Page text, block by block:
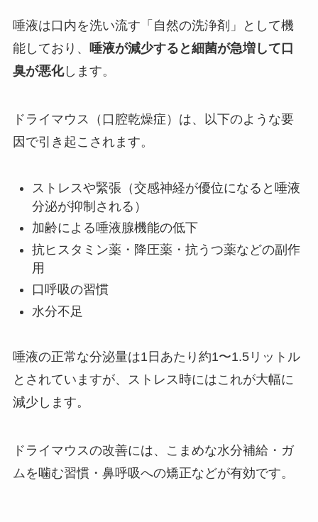
唾液は口内を洗い流す「自然の洗浄剤」として機
能しており、
唾液が減少すると細菌が急増して口
臭が悪化します。
ドライマウス（口腔乾燥症）は、以下のような要
因で引き起こされます。
ストレスや緊張（交感神経が優位になると唾液
分泌が抑制される）
加齢による唾液腺機能の低下
抗ヒスタミン薬・降圧薬・抗うつ薬などの副作
用
口呼吸の習慣
水分不足
唾液の正常な分泌量は1日あたり約1〜1.5リットル
とされていますが、ストレス時にはこれが大幅に
減少します。
ドライマウスの改善には、こまめな水分補給・ガ
ムを噛む習慣・鼻呼吸への矯正などが有効です。